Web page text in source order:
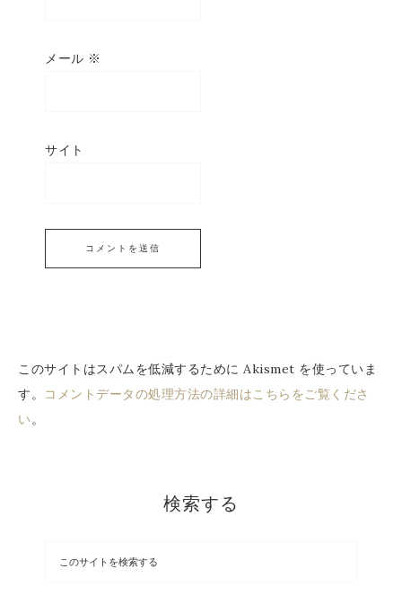
メール ※
サイト
このサイトはスパムを低減するために Akismet を使っていま
す。
コメントデータの処理方法の詳細はこちらをご覧くださ
い。
検索する